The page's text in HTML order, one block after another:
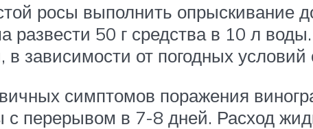
росы выполнить опрыскивание
развести 50 г средства в 10 л
зависимости от погодных условий
симптомов поражения
перерывом в 7-8 дней. Расход